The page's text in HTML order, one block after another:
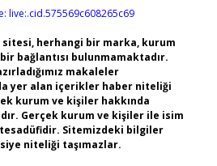
live:.cid.575569c608265c69
herhangi bir marka, kurum
bağlantısı bulunmamaktadır.
makaleler
yer alan içerikler haber niteliği
kurum ve kişiler hakkında
Gerçek kurum ve kişiler ile isim
Sitemizdeki bilgiler
niteliği taşımazlar.